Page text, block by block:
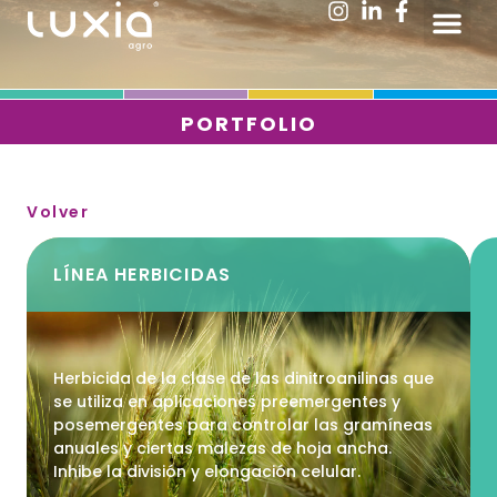
PORTFOLIO
Volver
LÍNEA HERBICIDAS
Herbicida de la clase de las dinitroanilinas que
se utiliza en aplicaciones preemergentes y
posemergentes para controlar las gramíneas
anuales y ciertas malezas de hoja ancha.
Inhibe la división y elongación celular.